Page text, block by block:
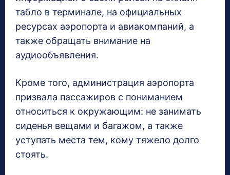
табло в терминале, на официальных
ресурсах аэропорта и авиакомпаний, а
также обращать внимание на
аудиообъявления.
Кроме того, администрация аэропорта
призвала пассажиров с пониманием
относиться к окружающим: не занимать
сиденья вещами и багажом, а также
уступать места тем, кому тяжело долго
стоять.